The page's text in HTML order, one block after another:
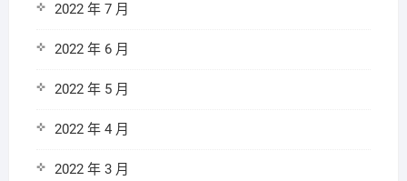
2022 年 7 月
2022 年 6 月
2022 年 5 月
2022 年 4 月
2022 年 3 月